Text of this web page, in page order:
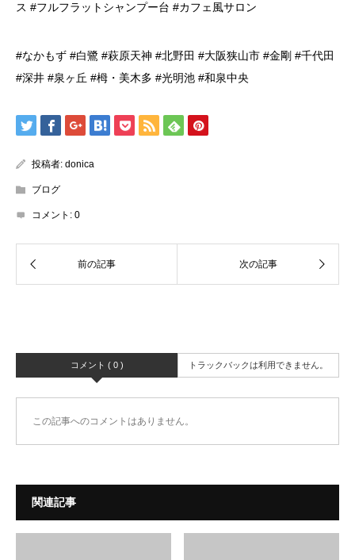
ス #フルフラットシャンプー台 #カフェ風サロン
#なかもず #白鷺 #萩原天神 #北野田 #大阪狭山市 #金剛 #千代田
#深井 #泉ヶ丘 #栂・美木多 #光明池 #和泉中央
投稿者: donica
ブログ
コメント: 0
コメント ( 0 ) トラックバックは利用できません。
この記事へのコメントはありません。
関連記事